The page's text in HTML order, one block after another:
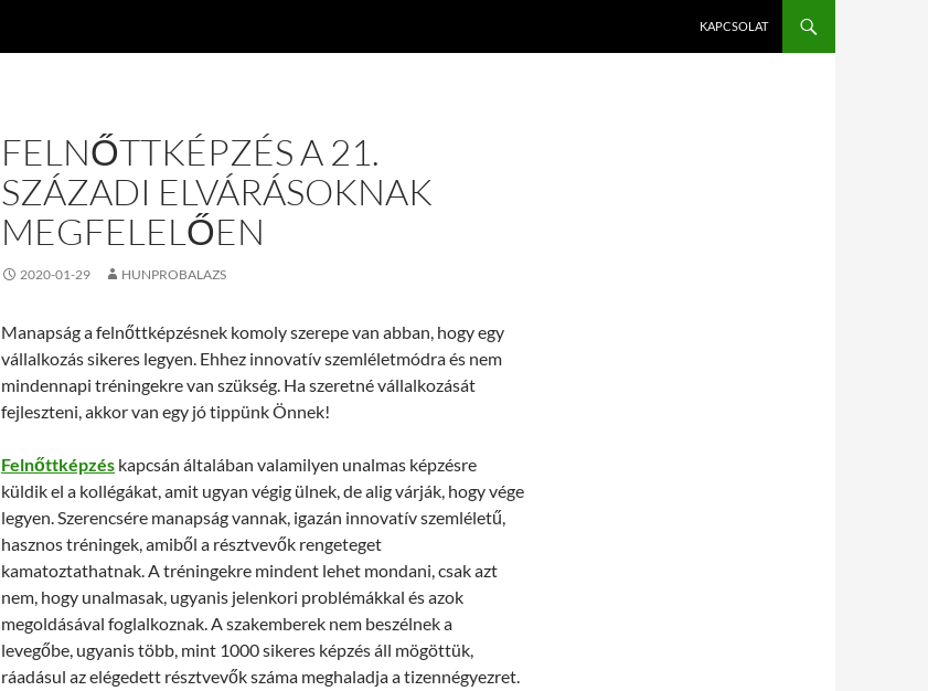
KAPCSOLAT
FELNŐTTKÉPZÉS A 21.
SZÁZADI ELVÁRÁSOKNAK
MEGFELELŐEN
2020-01-29 HUNPROBALAZS
Manapság a felnőttképzésnek komoly szerepe van abban, hogy egy
vállalkozás sikeres legyen. Ehhez innovatív szemléletmódra és nem
mindennapi tréningekre van szükség. Ha szeretné vállalkozását
fejleszteni, akkor van egy jó tippünk Önnek!
Felnőttképzés kapcsán általában valamilyen unalmas képzésre
küldik el a kollégákat, amit ugyan végig ülnek, de alig várják, hogy vége
legyen. Szerencsére manapság vannak, igazán innovatív szemléletű,
hasznos tréningek, amiből a résztvevők rengeteget
kamatoztathatnak. A tréningekre mindent lehet mondani, csak azt
nem, hogy unalmasak, ugyanis jelenkori problémákkal és azok
megoldásával foglalkoznak. A szakemberek nem beszélnek a
levegőbe, ugyanis több, mint 1000 sikeres képzés áll mögöttük,
ráadásul az elégedett résztvevők száma meghaladja a tizennégyezret.